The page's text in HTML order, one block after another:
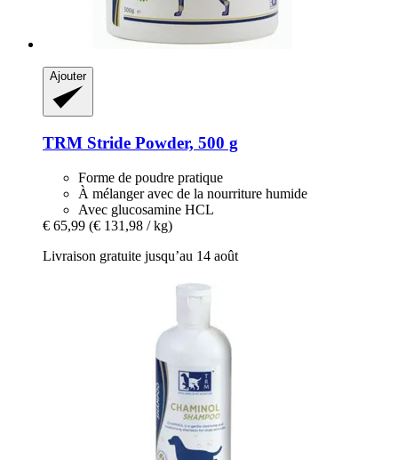
Ajouter
TRM Stride Powder, 500 g
Forme de poudre pratique
À mélanger avec de la nourriture humide
Avec glucosamine HCL
€ 65,99 (€ 131,98 / kg)
Livraison gratuite jusqu’au 14 août